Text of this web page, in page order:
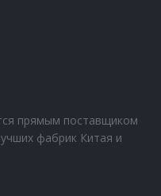
прямым поставщиком
фабрик Китая и